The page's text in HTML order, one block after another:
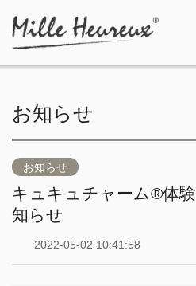
お知らせ
お知らせ
キュキュチャーム®︎体
知らせ
2022-05-02 10:41:58